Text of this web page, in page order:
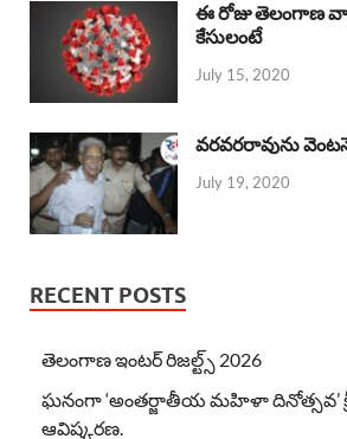
ఈ రోజు తెలంగాణ
కేసులంటే
July 15, 2020
వరవరరావును
July 19, 2020
RECENT POSTS
తెలంగాణ ఇంటర్ రిజల్ట్స్ 2026
ఘనంగా ‘అంతర్జాతీయ మహిళా దినోత్సవ’
ఆవిష్కరణ.